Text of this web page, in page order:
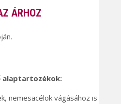
ÁRHOZ
alaptartozékok:
nemesacélok vágásához is